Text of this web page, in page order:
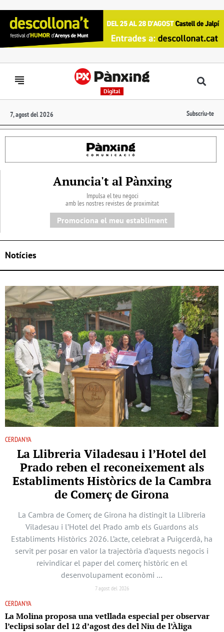
Digital
7, agost del 2026 Subscriu-te
Anuncia't al Pànxing
Impulsa el teu negoci
amb les nostres revistes de proximitat
Promociona el meu establiment
Notícies
CERDANYA
La Llibreria Viladesau i l’Hotel del
Prado reben el reconeixement als
Establiments Històrics de la Cambra
de Comerç de Girona
La Cambra de Comerç de Girona ha distingit la Llibreria
Viladesau i l’Hotel del Prado amb els Guardons als
Establiments Històrics 2026. L’acte, celebrat a Puigcerdà, ha
servit per posar en valor la trajectòria d’aquests negocis i
reivindicar el paper del comerç històric en el
desenvolupament econòmi …
7 agost del 2026
CERDANYA
La Molina proposa una vetllada especial per observar
l’eclipsi solar del 12 d’agost des del Niu de l’Àliga